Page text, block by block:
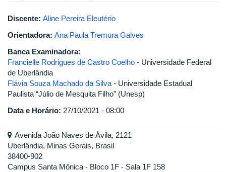
Discente: Aline Pereira Eleutério
Orientadora: Ana Paula Tremura Galves
Banca Examinadora:
Francielle Rodrigues de Castro Coelho - Universidade Federal
de Uberlândia
Flávia Souza Machado da Silva - Universidade Estadual
Paulista “Júlio de Mesquita Filho” (Unesp)
Data e Horário: 27/10/2021 - 08:00
Avenida João Naves de Ávila, 2121
Uberlândia, Minas Gerais, Brasil
38400-902
Campus Santa Mônica - Bloco 1F - Sala 1F 158